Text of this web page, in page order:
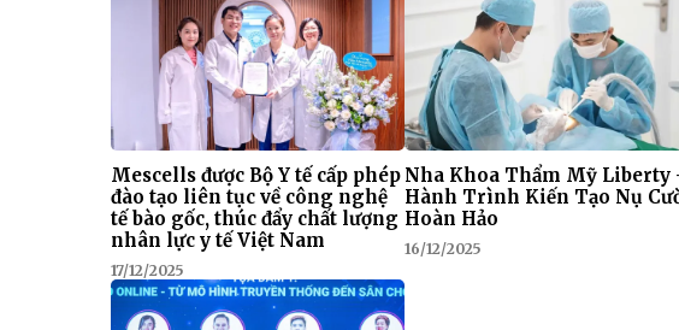
Mescells được Bộ Y tế cấp phép
đào tạo liên tục về công nghệ
tế bào gốc, thúc đẩy chất lượng
nhân lực y tế Việt Nam
17/12/2025
Nha Khoa Thẩm Mỹ Liberty
Hành Trình Kiến Tạo Nụ
Hoàn Hảo
16/12/2025